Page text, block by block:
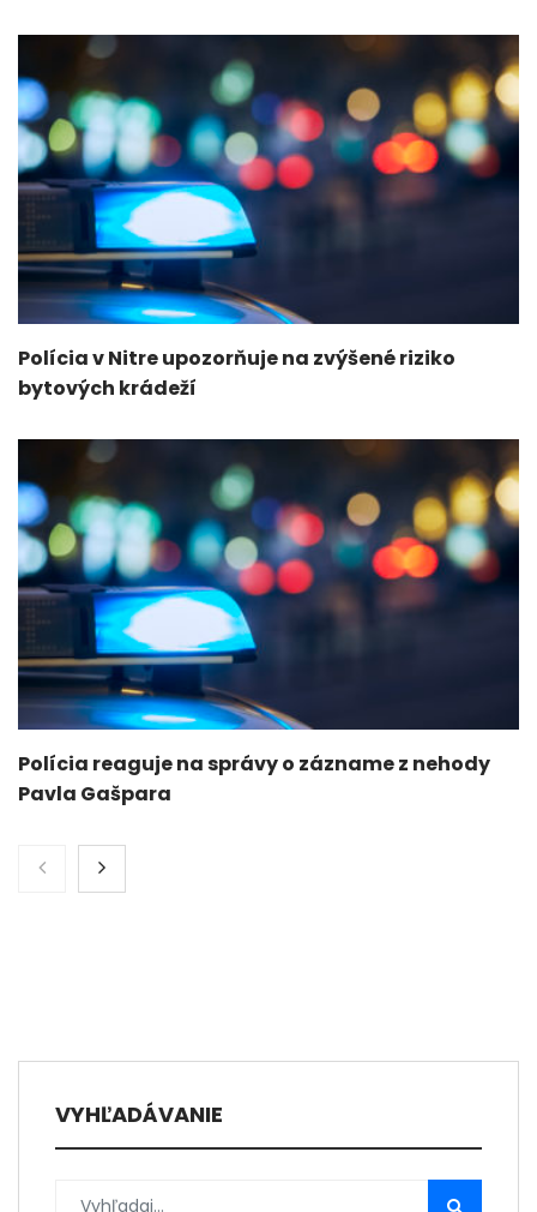
Polícia v Nitre upozorňuje na zvýšené riziko
bytových krádeží
Polícia reaguje na správy o zázname z nehody
Pavla Gašpara
VYHĽADÁVANIE